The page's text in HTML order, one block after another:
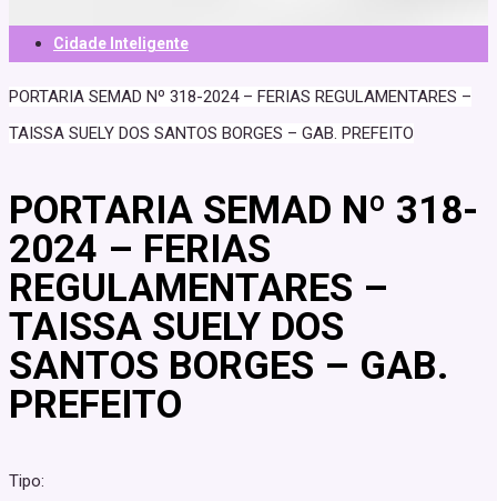
Cidade Inteligente
PORTARIA SEMAD Nº 318-2024 – FERIAS REGULAMENTARES –
TAISSA SUELY DOS SANTOS BORGES – GAB. PREFEITO
PORTARIA SEMAD Nº 318-
2024 – FERIAS
REGULAMENTARES –
TAISSA SUELY DOS
SANTOS BORGES – GAB.
PREFEITO
Tipo: